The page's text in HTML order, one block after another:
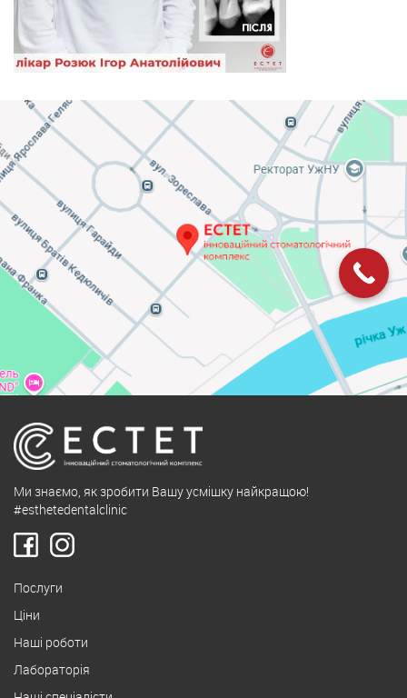
Ми знаємо, як зробити Вашу усмішку найкращою!
#esthetedentalclinic
Послуги
Ціни
Наші роботи
Лабораторія